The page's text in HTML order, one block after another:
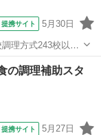
提携サイト 5月30日
学校給食を提供し
の調理補助スタ
提携サイト 5月27日